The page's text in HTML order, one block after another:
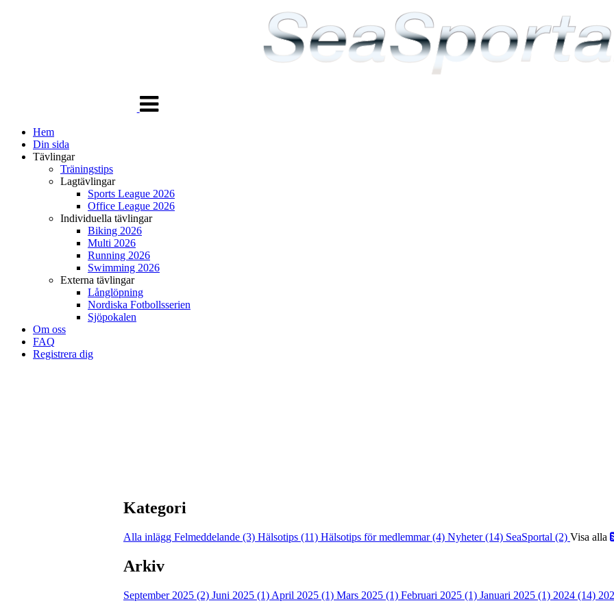
navigering
Hem
Din sida
Tävlingar
Träningstips
Lagtävlingar
Sports League 2026
Office League 2026
Individuella tävlingar
Biking 2026
Multi 2026
Running 2026
Swimming 2026
Externa tävlingar
Långlöpning
Nordiska Fotbollsserien
Sjöpokalen
Om oss
FAQ
Registrera dig
Kategori
Alla inlägg Felmeddelande (3) Hälsotips (11) Hälsotips för medlemmar (4) Nyheter (14) SeaSportal (2) Visa alla
Arkiv
September 2025 (2) Juni 2025 (1) April 2025 (1) Mars 2025 (1) Februari 2025 (1) Januari 2025 (1) 2024 (14)